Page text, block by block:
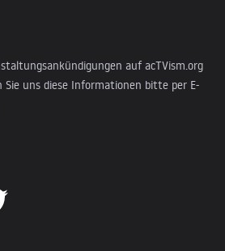
auf acTVism.org
uns diese Informationen bitte per E-